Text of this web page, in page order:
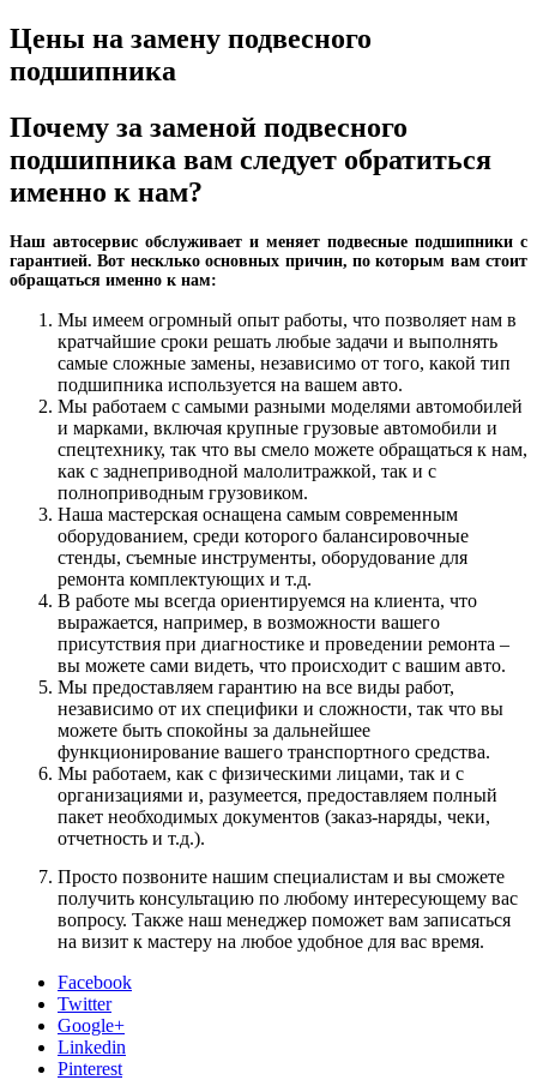
Цены на замену подвесного
подшипника
Почему за заменой подвесного
подшипника вам следует обратиться
именно к нам?
Наш автосервис обслуживает и меняет подвесные подшипники с
гарантией. Вот несклько основных причин, по которым вам стоит
обращаться именно к нам:
Мы имеем огромный опыт работы, что позволяет нам в
кратчайшие сроки решать любые задачи и выполнять
самые сложные замены, независимо от того, какой тип
подшипника используется на вашем авто.
Мы работаем с самыми разными моделями автомобилей
и марками, включая крупные грузовые автомобили и
спецтехнику, так что вы смело можете обращаться к нам,
как с заднеприводной малолитражкой, так и с
полноприводным грузовиком.
Наша мастерская оснащена самым современным
оборудованием, среди которого балансировочные
стенды, съемные инструменты, оборудование для
ремонта комплектующих и т.д.
В работе мы всегда ориентируемся на клиента, что
выражается, например, в возможности вашего
присутствия при диагностике и проведении ремонта –
вы можете сами видеть, что происходит с вашим авто.
Мы предоставляем гарантию на все виды работ,
независимо от их специфики и сложности, так что вы
можете быть спокойны за дальнейшее
функционирование вашего транспортного средства.
Мы работаем, как с физическими лицами, так и с
организациями и, разумеется, предоставляем полный
пакет необходимых документов (заказ-наряды, чеки,
отчетность и т.д.).
Просто позвоните нашим специалистам и вы сможете
получить консультацию по любому интересующему вас
вопросу. Также наш менеджер поможет вам записаться
на визит к мастеру на любое удобное для вас время.
Facebook
Twitter
Google+
Linkedin
Pinterest